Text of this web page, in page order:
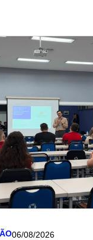
06/08/2026